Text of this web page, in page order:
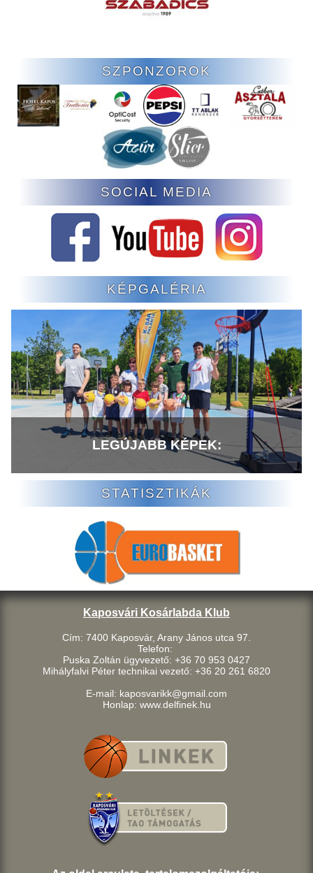
SZPONZOROK
SOCIAL MEDIA
KÉPGALÉRIA
LEGÚJABB KÉPEK:
STATISZTIKÁK
Kaposvári Kosárlabda Klub
Cím: 7400 Kaposvár, Arany János utca 97.
Telefon:
Puska Zoltán ügyvezető: +36 70 953 0427
Mihályfalvi Péter technikai vezető: +36 20 261 6820
E-mail: kaposvarikk@gmail.com
Honlap: www.delfinek.hu